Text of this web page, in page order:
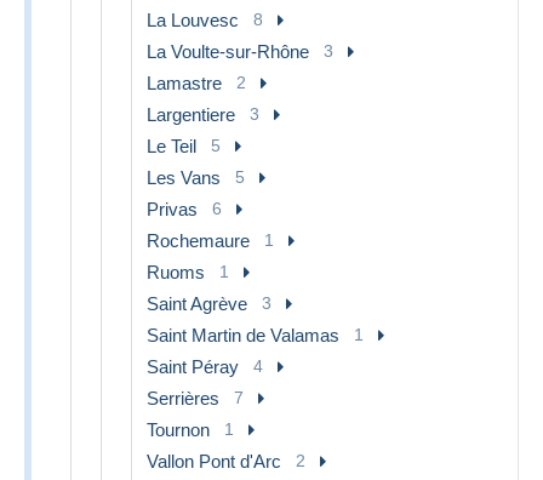
La Louvesc 8
La Voulte-sur-Rhône 3
Lamastre 2
Largentiere 3
Le Teil 5
Les Vans 5
Privas 6
Rochemaure 1
Ruoms 1
Saint Agrève 3
Saint Martin de Valamas 1
Saint Péray 4
Serrières 7
Tournon 1
Vallon Pont d'Arc 2